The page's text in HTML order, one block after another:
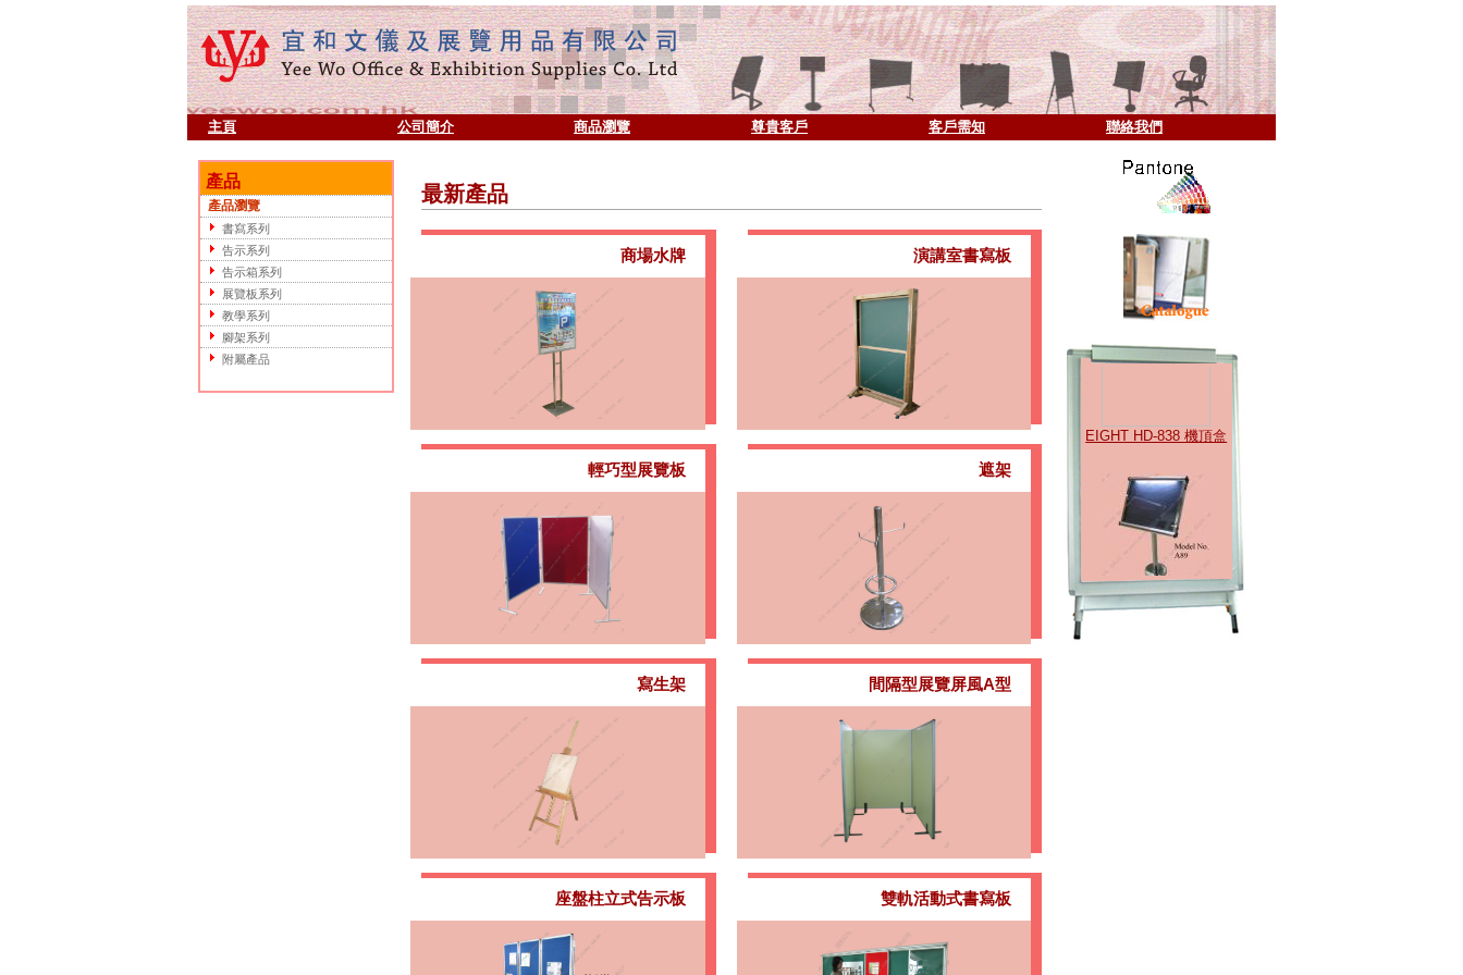
主頁 公司簡介 商品瀏覽 尊貴客戶 客戶需知 聯絡我們
產品
產品瀏覽
書寫系列
告示系列
告示箱系列
展覽板系列
教學系列
腳架系列
附屬產品
最新產品
商場水牌 演講室書寫板
輕巧型展覽板 遮架
寫生架 間隔型展覽屏風A型
座盤柱立式告示板 雙軌活動式書寫板
EIGHT HD-838 機頂盒
拮字板